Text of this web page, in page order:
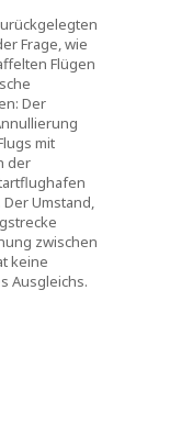
Frage, wie
Flügen
Der
mit
der
Umstand,
zwischen
keine
Ausgleichs.